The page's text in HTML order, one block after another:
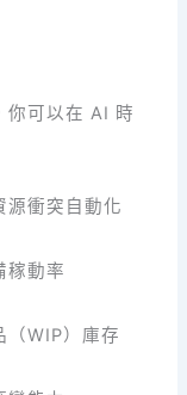
你可以在 AI 時
源衝突自動化
稼動率
（WIP）庫存